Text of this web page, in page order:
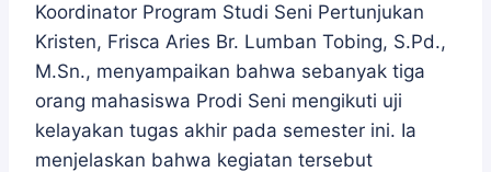
Koordinator Program Studi Seni Pertunjukan
Kristen, Frisca Aries Br. Lumban Tobing, S.Pd.,
M.Sn., menyampaikan bahwa sebanyak tiga
orang mahasiswa Prodi Seni mengikuti uji
kelayakan tugas akhir pada semester ini. Ia
menjelaskan bahwa kegiatan tersebut